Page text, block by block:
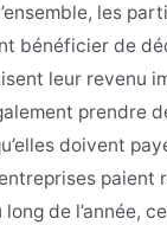
les
bénéficier de
leur revenu
prendre
doivent
paient
de l’année,